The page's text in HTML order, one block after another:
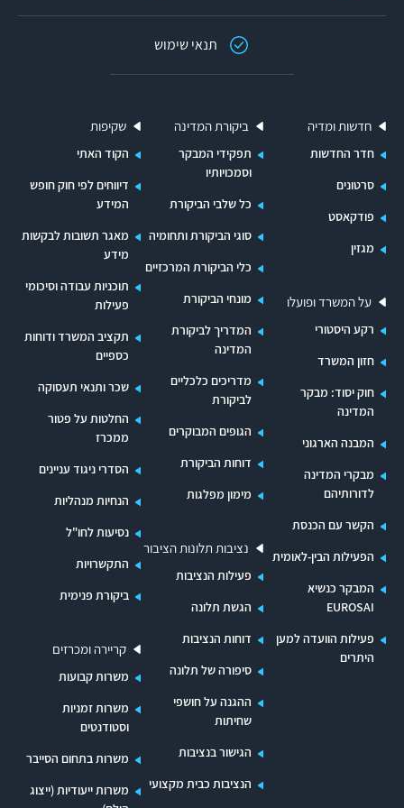
המלחמה והביאה לפציעתם של עובדים אחדים.
תנאי שימוש
חדשות ומדיה
חדר החדשות
סרטונים
פודקאסט
מגזין
על המשרד ופועלו
רקע היסטורי
חזון המשרד
חוק יסוד: מבקר
המדינה
המבנה הארגוני
מבקרי המדינה
לדורותיהם
הקשר עם הכנסת
הפעילות הבין-לאומית
המבקר כנשיא
EUROSAI
פעילות הוועדה למען
היתרים
ביקורת המדינה
תפקידי המבקר
וסמכויותיו
כל שלבי הביקורת
סוגי הביקורת ותחומיה
כלי הביקורת המרכזיים
מונחי הביקורת
המדריך לביקורת
המדינה
מדריכים כלכליים
לביקורת
הגופים המבוקרים
דוחות הביקורת
מימון מפלגות
נציבות תלונות הציבור
פעילות הנציבות
הגשת תלונה
דוחות הנציבות
סיפורה של תלונה
ההגנה על חושפי
שחיתות
הגישור בנציבות
הנציבות כבית מקצועי
שקיפות
הקוד האתי
דיווחים לפי חוק חופש
המידע
מאגר תשובות לבקשות
מידע
תוכניות עבודה וסיכומי
פעילות
תקציב המשרד ודוחות
כספיים
שכר ותנאי תעסוקה
החלטות על פטור
ממכרז
הסדרי ניגוד עניינים
הנחיות מנהליות
נסיעות לחו"ל
התקשרויות
ביקורת פנימית
קריירה ומכרזים
משרות קבועות
משרות זמניות
וסטודנטים
משרות בתחום הסייבר
משרות ייעודיות (ייצוג